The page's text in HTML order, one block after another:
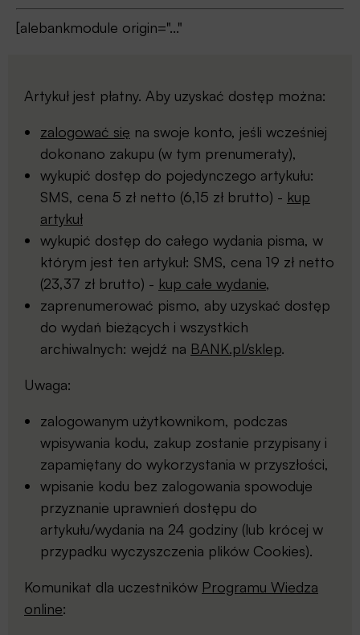
[alebankmodule origin="..."
Artykuł jest płatny. Aby uzyskać dostęp można:
zalogować się na swoje konto, jeśli wcześniej
dokonano zakupu (w tym prenumeraty),
wykupić dostęp do pojedynczego artykułu:
SMS, cena 5 zł netto (6,15 zł brutto) - kup
artykuł
wykupić dostęp do całego wydania pisma, w
którym jest ten artykuł: SMS, cena 19 zł netto
(23,37 zł brutto) - kup całe wydanie,
zaprenumerować pismo, aby uzyskać dostęp
do wydań bieżących i wszystkich
archiwalnych: wejdź na BANK.pl/sklep.
Uwaga:
zalogowanym użytkownikom, podczas
wpisywania kodu, zakup zostanie przypisany i
zapamiętany do wykorzystania w przyszłości,
wpisanie kodu bez zalogowania spowoduje
przyznanie uprawnień dostępu do
artykułu/wydania na 24 godziny (lub krócej w
przypadku wyczyszczenia plików Cookies).
Komunikat dla uczestników Programu Wiedza
online: